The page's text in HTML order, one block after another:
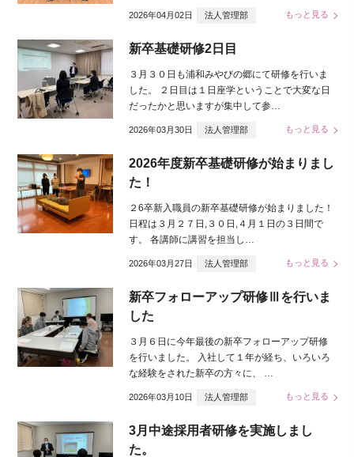
2026年04月02日 法人管理部 もっと見る
新卒基礎研修2日目
３月３０日も浦和みやびの郷にて研修を行いま
した。 ２日目は１日座学ということで大変な日
だったかと思いますが集中して参…
2026年03月30日 法人管理部 もっと見る
2026年度新卒基礎研修が始まりまし
た！
２6卒新入職員の新卒基礎研修が始まりました！
日程は３月２７日,３０日,４月１日の３日間で
す。 各講師に講習を担当し…
2026年03月27日 法人管理部 もっと見る
新卒フォローアップ研修Ⅲを行いま
した
３月６日に今年最後の新卒フォローアップ研修
を行いました。 入社して１年が経ち、いろいろ
な経験をされた新卒の方々に、 …
2026年03月10日 法人管理部 もっと見る
3月中途採用者研修を実施しまし
た。